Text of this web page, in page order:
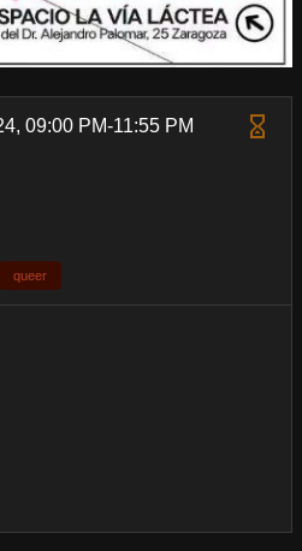
09:00 PM-11:55 PM
queer